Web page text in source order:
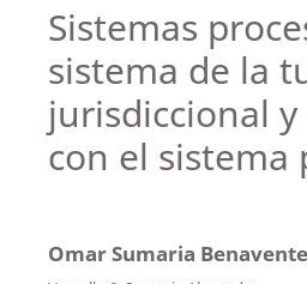
Sistemas
sistema de la
jurisdiccional
con el sistema
Omar Sumaria Benavente